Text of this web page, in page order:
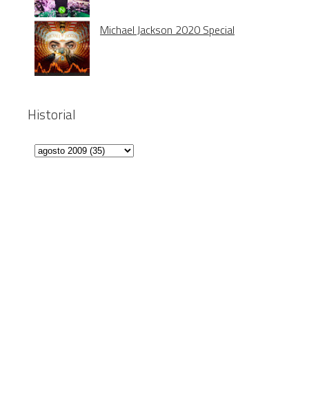
Michael Jackson 2020 Special
Historial